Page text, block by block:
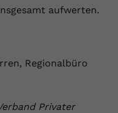
aufwerten.
Regionalbüro
Privater